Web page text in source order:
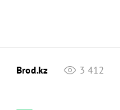
Brod.kz 3 412